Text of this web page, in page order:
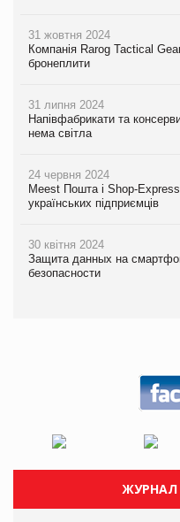
31 жовтня 2024
Компанія Rarog Tactical
бронеплити
31 липня 2024
Напівфабрикати та
нема світла
24 червня 2024
Meest Пошта і Shop-
українських підприємців
30 квітня 2024
Защита данных на
безопасности
ЖУРНАЛ